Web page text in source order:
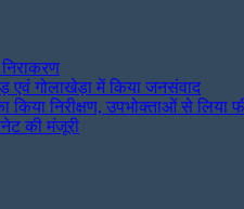
एवं गोलाखेड़ा में किया जनसंवाद
किया निरीक्षण, उपभोक्ताओं से लिया
की मंजूरी